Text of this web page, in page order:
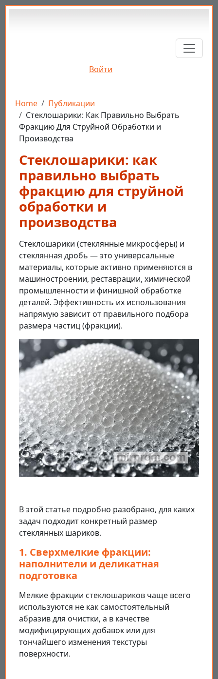
Перейти к основному содержанию
Войти
Строка навигации
Home
Публикации
Стеклошарики: Как Правильно Выбрать
Фракцию Для Струйной Обработки и
Производства
Стеклошарики: как
правильно выбрать
фракцию для струйной
обработки и
производства
Стеклошарики (стеклянные микросферы) и
стеклянная дробь — это универсальные
материалы, которые активно применяются в
машиностроении, реставрации, химической
промышленности и финишной обработке
деталей. Эффективность их использования
напрямую зависит от правильного подбора
размера частиц (фракции).
В этой статье подробно разобрано, для каких
задач подходит конкретный размер
стеклянных шариков.
1. Сверхмелкие фракции:
наполнители и деликатная
подготовка
Мелкие фракции стеклошариков чаще всего
используются не как самостоятельный
абразив для очистки, а в качестве
модифицирующих добавок или для
тончайшего изменения текстуры
поверхности.